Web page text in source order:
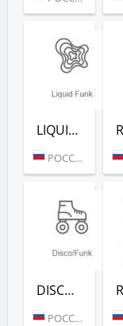
LIQUID FUNK (РАДИО РЕКОРД)
РОССИЯ (МОСКВА)
DISCO/FUNK (РАДИО РЕКОРД)
РОССИЯ (МОСКВА)